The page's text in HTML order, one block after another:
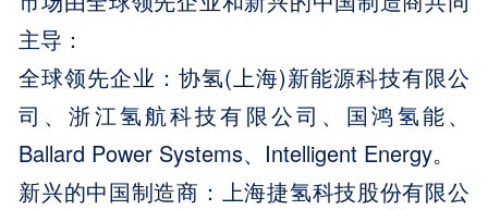
主导：
全球领先企业：协氢(上海)新能源科技有限公
司、浙江氢航科技有限公司、国鸿氢能、
Ballard Power Systems、Intelligent Energy。
新兴的中国制造商：上海捷氢科技股份有限公